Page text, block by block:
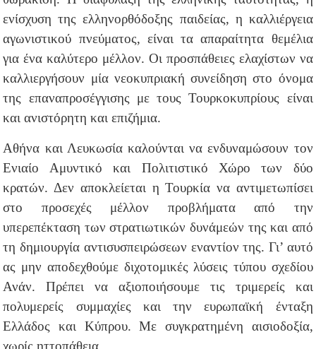
ενίσχυση της ελληνορθόδοξης παιδείας, η καλλιέργεια
αγωνιστικού πνεύματος, είναι τα απαραίτητα θεμέλια
για ένα καλύτερο μέλλον. Οι προσπάθειες ελαχίστων να
καλλιεργήσουν μία νεοκυπριακή συνείδηση στο όνομα
της επαναπροσέγγισης με τους Τουρκοκυπρίους είναι
και ανιστόρητη και επιζήμια.
Αθήνα και Λευκωσία καλούνται να ενδυναμώσουν τον
Ενιαίο Αμυντικό και Πολιτιστικό Χώρο των δύο
κρατών. Δεν αποκλείεται η Τουρκία να αντιμετωπίσει
στο προσεχές μέλλον προβλήματα από την
υπερεπέκταση των στρατιωτικών δυνάμεών της και από
τη δημιουργία αντισυσπειρώσεων εναντίον της. Γι’ αυτό
ας μην αποδεχθούμε διχοτομικές λύσεις τύπου σχεδίου
Ανάν. Πρέπει να αξιοποιήσουμε τις τριμερείς και
πολυμερείς συμμαχίες και την ευρωπαϊκή ένταξη
Ελλάδος και Κύπρου. Με συγκρατημένη αισιοδοξία,
χωρίς ηττοπάθεια.